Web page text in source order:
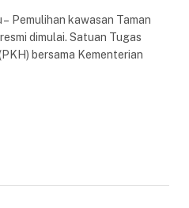
Pemulihan kawasan Taman
dimulai. Satuan Tugas
bersama Kementerian